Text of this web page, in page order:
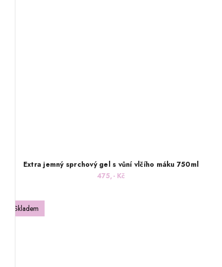
Extra jemný sprchový gel s vůní vlčího máku 750ml
475,- Kč
Skladem